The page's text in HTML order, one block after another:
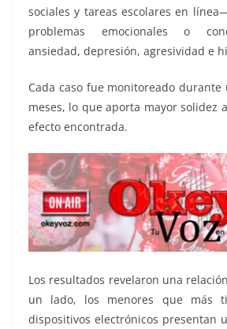
sociales y tareas escolares en
problemas emocionales o
ansiedad, depresión, agresividad e
Cada caso fue monitoreado
meses, lo que aporta mayor solidez
efecto encontrada.
Los resultados revelaron una
un lado, los menores que más
dispositivos electrónicos presentan